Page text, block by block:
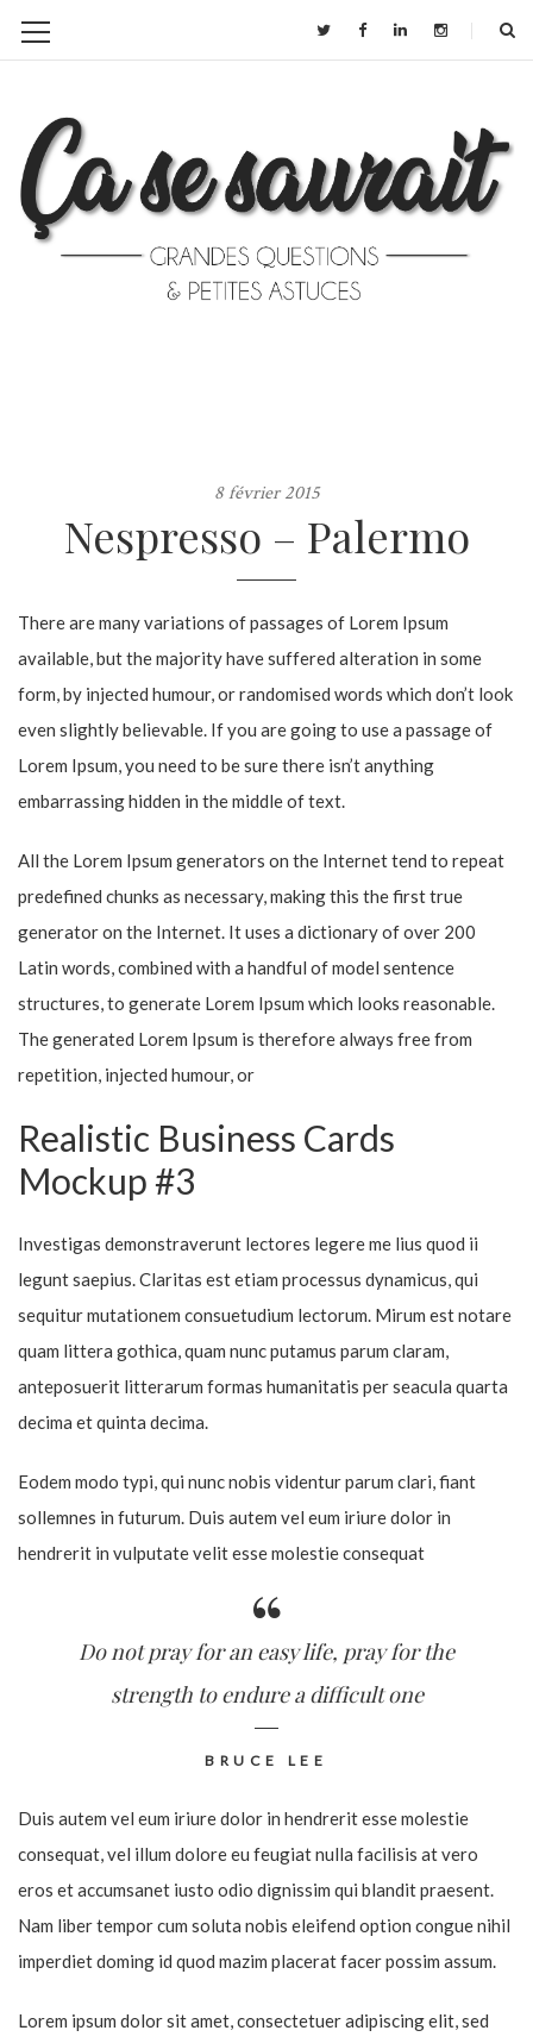
8 février 2015
Nespresso – Palermo
There are many variations of passages of Lorem Ipsum
available, but the majority have suffered alteration in some
form, by injected humour, or randomised words which don’t look
even slightly believable. If you are going to use a passage of
Lorem Ipsum, you need to be sure there isn’t anything
embarrassing hidden in the middle of text.
All the Lorem Ipsum generators on the Internet tend to repeat
predefined chunks as necessary, making this the first true
generator on the Internet. It uses a dictionary of over 200
Latin words, combined with a handful of model sentence
structures, to generate Lorem Ipsum which looks reasonable.
The generated Lorem Ipsum is therefore always free from
repetition, injected humour, or
Realistic Business Cards
Mockup #3
Investigas demonstraverunt lectores legere me lius quod ii
legunt saepius. Claritas est etiam processus dynamicus, qui
sequitur mutationem consuetudium lectorum. Mirum est notare
quam littera gothica, quam nunc putamus parum claram,
anteposuerit litterarum formas humanitatis per seacula quarta
decima et quinta decima.
Eodem modo typi, qui nunc nobis videntur parum clari, fiant
sollemnes in futurum. Duis autem vel eum iriure dolor in
hendrerit in vulputate velit esse molestie consequat
Do not pray for an easy life, pray for the
strength to endure a difficult one
BRUCE LEE
Duis autem vel eum iriure dolor in hendrerit esse molestie
consequat, vel illum dolore eu feugiat nulla facilisis at vero
eros et accumsanet iusto odio dignissim qui blandit praesent.
Nam liber tempor cum soluta nobis eleifend option congue nihil
imperdiet doming id quod mazim placerat facer possim assum.
Lorem ipsum dolor sit amet, consectetuer adipiscing elit, sed